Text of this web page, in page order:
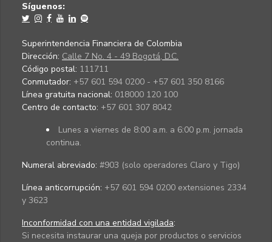
Síguenos:
Superintendencia Financiera de Colombia
Dirección: Calle 7 No. 4 - 49 Bogotá, D.C.
Código postal: 111711
Conmutador: +57 601 594 0200 - +57 601 350 8166
Línea gratuita nacional: 018000 120 100
Centro de contacto: +57 601 307 8042
Lunes a viernes de 8:00 a.m. a 6:00 p.m. jornada
continua.
Numeral abreviado: #903 (solo operadores Claro y Tigo)
Línea anticorrupción: +57 601 594 0200 extensiones 2334
y 3623
Inconformidad con una entidad vigilada:
Si necesita instaurar una queja por productos o servicios